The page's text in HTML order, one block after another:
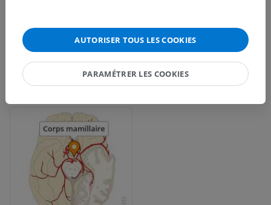
AUTORISER TOUS LES COOKIES
PARAMÉTRER LES COOKIES